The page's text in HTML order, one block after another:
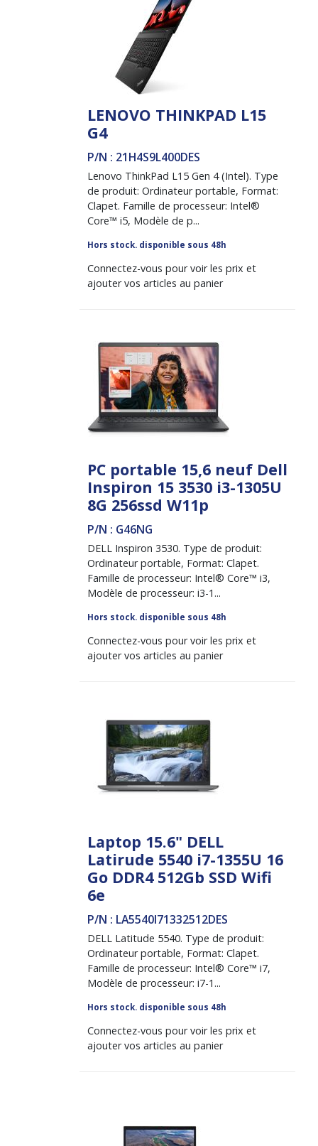
LENOVO THINKPAD L15
G4
P/N : 21H4S9L400DES
Lenovo ThinkPad L15 Gen 4 (Intel). Type
de produit: Ordinateur portable, Format:
Clapet. Famille de processeur: Intel®
Core™ i5, Modèle de p...
Hors stock. disponible sous 48h
Connectez-vous pour voir les prix et
ajouter vos articles au panier
PC portable 15,6 neuf Dell
Inspiron 15 3530 i3-1305U
8G 256ssd W11p
P/N : G46NG
DELL Inspiron 3530. Type de produit:
Ordinateur portable, Format: Clapet.
Famille de processeur: Intel® Core™ i3,
Modèle de processeur: i3-1...
Hors stock. disponible sous 48h
Connectez-vous pour voir les prix et
ajouter vos articles au panier
Laptop 15.6" DELL
Latirude 5540 i7-1355U 16
Go DDR4 512Gb SSD Wifi
6e
P/N : LA5540I71332512DES
DELL Latitude 5540. Type de produit:
Ordinateur portable, Format: Clapet.
Famille de processeur: Intel® Core™ i7,
Modèle de processeur: i7-1...
Hors stock. disponible sous 48h
Connectez-vous pour voir les prix et
ajouter vos articles au panier